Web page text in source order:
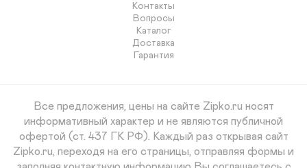
Контакты
Вопросы
Каталог
Доставка
Гарантия
Все предложения, цены на сайте Zipko.ru носят
информативный характер и не являются публичной
офертой (ст. 437 ГК РФ). Каждый раз открывая сайт
Zipko.ru, переходя на его страницы, отправляя формы и